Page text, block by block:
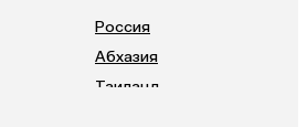
Россия
Абхазия
Таиланд